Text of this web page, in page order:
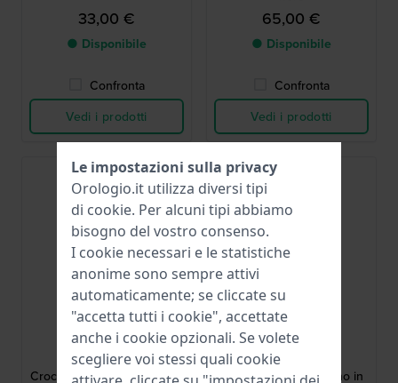
33,00 €
● Disponibile
Confronta
Vedi i prodotti
65,00 €
● Disponibile
Confronta
Vedi i prodotti
Lacoste
609002450
Crocorigin 20 mm Cinturino
Lacoste
609002459
Replay 21 mm Cinturino in
Le impostazioni sulla privacy
Orologio.it utilizza diversi tipi
di cookie. Per alcuni tipi abbiamo
bisogno del vostro consenso.
I cookie necessari e le statistiche
anonime sono sempre attivi
automaticamente; se cliccate su
"accetta tutti i cookie", accettate
anche i cookie opzionali. Se volete
scegliere voi stessi quali cookie